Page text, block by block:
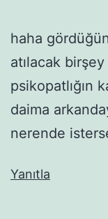
haha
atılacak
psikopatlığın
daima
nerende
Yanıtla